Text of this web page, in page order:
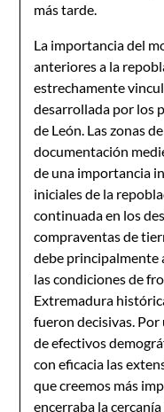
más tarde.
La importancia del
anteriores a la
estrechamente
desarrollada por los
de León. Las zonas
documentación
de una importancia
iniciales de la
continuada en los
compraventas de
debe principalmente
las condiciones de
Extremadura
fueron decisivas.
de efectivos
con eficacia las
que creemos más
encerraba la